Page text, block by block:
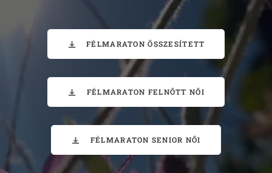
FÉLMARATON ÖSSZESÍTETT
FÉLMARATON FELNŐTT NŐI
FÉLMARATON SENIOR NŐI